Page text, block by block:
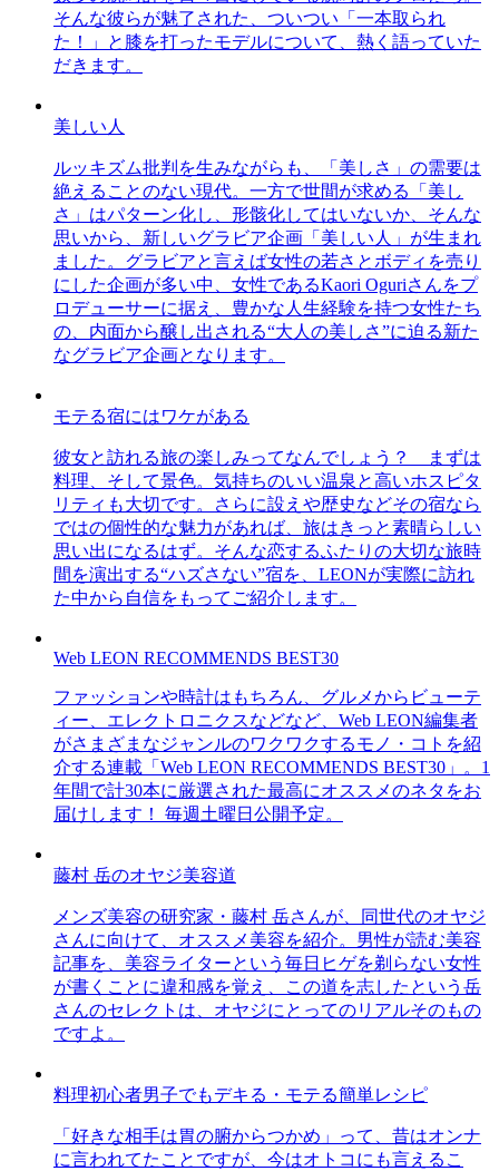
そんな彼らが魅了された、ついつい「一本取られ
た！」と膝を打ったモデルについて、熱く語っていた
だきます。
美しい人
ルッキズム批判を生みながらも、「美しさ」の需要は
絶えることのない現代。一方で世間が求める「美し
さ」はパターン化し、形骸化してはいないか、そんな
思いから、新しいグラビア企画「美しい人」が生まれ
ました。グラビアと言えば女性の若さとボディを売り
にした企画が多い中、女性であるKaori Oguriさんをプ
ロデューサーに据え、豊かな人生経験を持つ女性たち
の、内面から醸し出される“大人の美しさ”に迫る新た
なグラビア企画となります。
モテる宿にはワケがある
彼女と訪れる旅の楽しみってなんでしょう？ まずは
料理、そして景色。気持ちのいい温泉と高いホスピタ
リティも大切です。さらに設えや歴史などその宿なら
ではの個性的な魅力があれば、旅はきっと素晴らしい
思い出になるはず。そんな恋するふたりの大切な旅時
間を演出する“ハズさない”宿を、LEONが実際に訪れ
た中から自信をもってご紹介します。
Web LEON RECOMMENDS BEST30
ファッションや時計はもちろん、グルメからビューテ
ィー、エレクトロニクスなどなど、Web LEON編集者
がさまざまなジャンルのワクワクするモノ・コトを紹
介する連載「Web LEON RECOMMENDS BEST30」。1
年間で計30本に厳選された最高にオススメのネタをお
届けします！ 毎週土曜日公開予定。
藤村 岳のオヤジ美容道
メンズ美容の研究家・藤村 岳さんが、同世代のオヤジ
さんに向けて、オススメ美容を紹介。男性が読む美容
記事を、美容ライターという毎日ヒゲを剃らない女性
が書くことに違和感を覚え、この道を志したという岳
さんのセレクトは、オヤジにとってのリアルそのもの
ですよ。
料理初心者男子でもデキる・モテる簡単レシピ
「好きな相手は胃の腑からつかめ」って、昔はオンナ
に言われてたことですが、今はオトコにも言えるこ